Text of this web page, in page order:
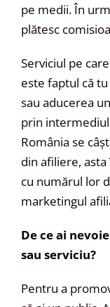
pe medii. În
plătesc
Serviciul pe
este faptul că
sau aducerea
prin
România se
din afiliere,
cu numărul lor
marketingul
De ce ai
sau serviciu?
Pentru a